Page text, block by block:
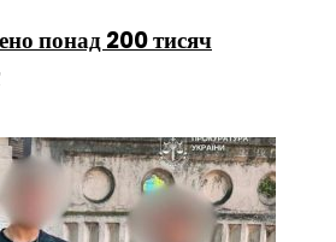
понад 200 тисяч